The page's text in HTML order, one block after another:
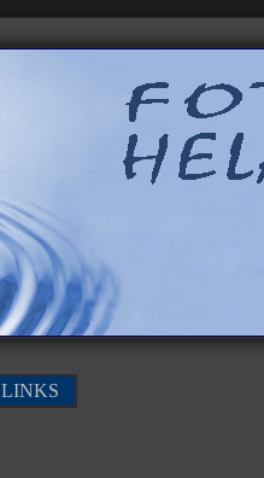
LINKS